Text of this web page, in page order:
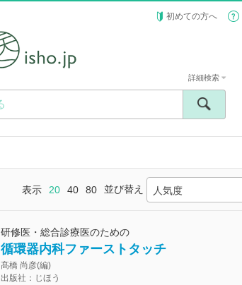
初めての方へ
詳細検索
表示 20 40 80 並び替え 人気度
研修医・総合診療医のための
循環器内科ファーストタッチ
髙橋 尚彦(編)
出版社：じほう